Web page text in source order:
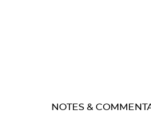
NOTES &